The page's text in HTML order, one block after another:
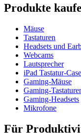
Produkte
Mäuse
Tastaturen
Headsets und
Webcams
Lautsprecher
iPad Tastatur-
Gaming-Mäuse
Gaming-
Gaming-Headsets
Mikrofone
Für